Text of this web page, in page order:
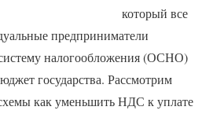
который все
предприниматели
налогообложения (ОСНО)
государства. Рассмотрим
как уменьшить НДС к уплате